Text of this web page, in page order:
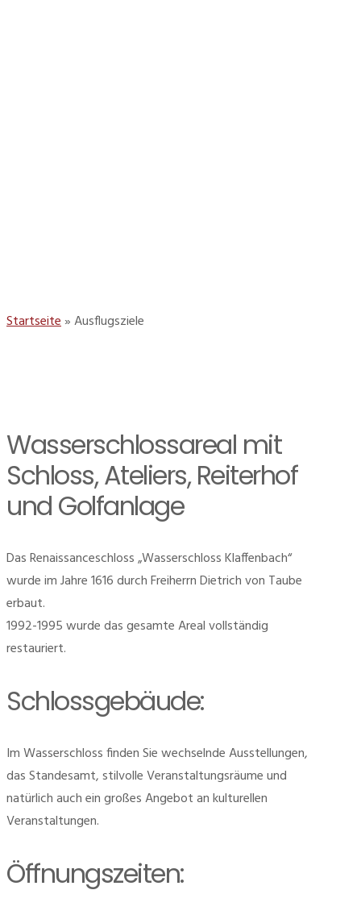
Startseite»Ausflugsziele
Wasserschlossareal mit
Schloss, Ateliers, Reiterhof
und Golfanlage
Das Renaissanceschloss „Wasserschloss Klaffenbach“
wurde im Jahre 1616 durch Freiherrn Dietrich von Taube
erbaut.
1992-1995 wurde das gesamte Areal vollständig
restauriert.
Schlossgebäude:
Im Wasserschloss finden Sie wechselnde Ausstellungen,
das Standesamt, stilvolle Veranstaltungsräume und
natürlich auch ein großes Angebot an kulturellen
Veranstaltungen.
Öffnungszeiten: